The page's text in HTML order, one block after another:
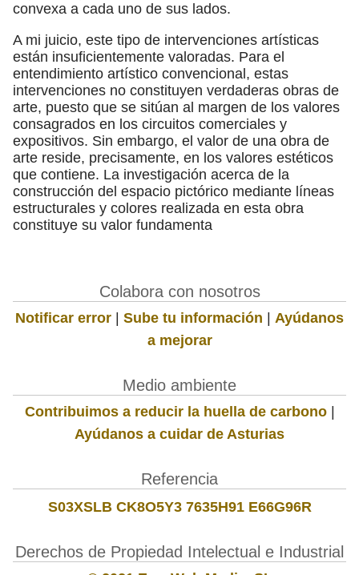
convexa a cada uno de sus lados.
A mi juicio, este tipo de intervenciones artísticas
están insuficientemente valoradas. Para el
entendimiento artístico convencional, estas
intervenciones no constituyen verdaderas obras de
arte, puesto que se sitúan al margen de los valores
consagrados en los circuitos comerciales y
expositivos. Sin embargo, el valor de una obra de
arte reside, precisamente, en los valores estéticos
que contiene. La investigación acerca de la
construcción del espacio pictórico mediante líneas
estructurales y colores realizada en esta obra
constituye su valor fundamenta
Colabora con nosotros
Notificar error | Sube tu información | Ayúdanos
a mejorar
Medio ambiente
Contribuimos a reducir la huella de carbono|
Ayúdanos a cuidar de Asturias
Referencia
S03XSLB CK8O5Y3 7635H91 E66G96R
Derechos de Propiedad Intelectual e Industrial